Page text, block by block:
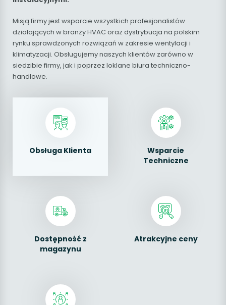
Misją firmy jest wsparcie wszystkich profesjonalistów
działających w branży HVAC oraz dystrybucja na polskim
rynku sprawdzonych rozwiązań w zakresie wentylacji i
klimatyzacji. Obsługujemy naszych klientów zarówno w
siedzibie firmy, jak i poprzez loklane biura techniczno-
handlowe.
Obsługa Klienta
Wsparcie
Techniczne
Dostępność z
magazynu
Atrakcyjne ceny